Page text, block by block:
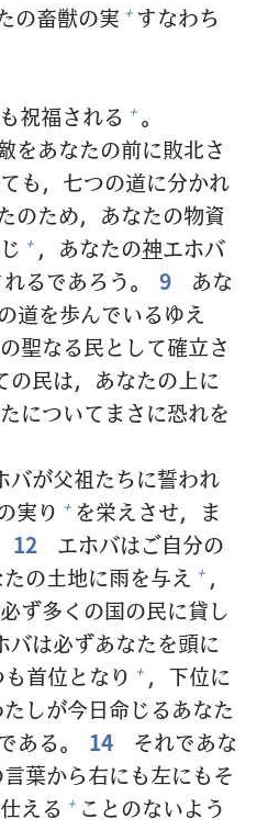
の畜獣の実 + すなわち
祝福される + 。
をあなたの前に敗北さ
ても， 七つの道に分かれ
のため，あなたの物資
じ + ，あなたの神エホバ
れるであろう。 9
あな
道を歩んでいるゆえ
の聖なる民として確立さ
の民は，あなたの上に
についてまさに恐れを
バが父祖たちに誓われ
実り + を栄えさせ，ま
12 エホバはご自分の
の土地に雨を与え + ，
必ず多くの国の民に貸し
バは必ずあなたを頭に
首位となり + ， 下位に
しが今日命じるあなた
ある。 14
それであな
言葉から右にも左にもそ
仕える + ことのないよう